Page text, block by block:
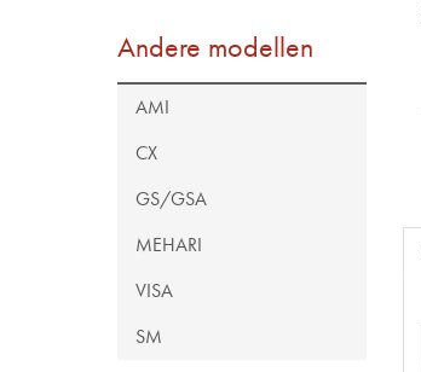
Andere modellen
AMI
CX
GS/GSA
MEHARI
VISA
SM